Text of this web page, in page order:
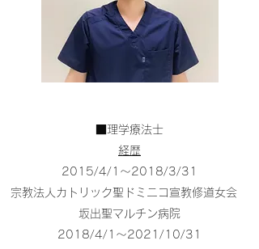
■理学療法士
経歴
2015/4/1～2018/3/31
宗教法人カトリック聖ドミニコ宣教修道女会
坂出聖マルチン病院
2018/4/1～2021/10/31